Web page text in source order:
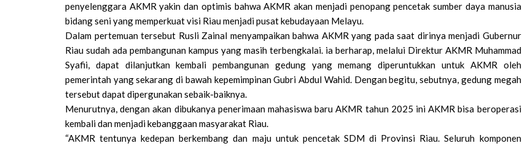
penyelenggara AKMR yakin dan optimis bahwa AKMR akan menjadi penopang pencetak sumber daya manusia
bidang seni yang memperkuat visi Riau menjadi pusat kebudayaan Melayu.
Dalam pertemuan tersebut Rusli Zainal menyampaikan bahwa AKMR yang pada saat dirinya menjadi Gubernur
Riau sudah ada pembangunan kampus yang masih terbengkalai. ia berharap, melalui Direktur AKMR Muhammad
Syafii, dapat dilanjutkan kembali pembangunan gedung yang memang diperuntukkan untuk AKMR oleh
pemerintah yang sekarang di bawah kepemimpinan Gubri Abdul Wahid. Dengan begitu, sebutnya, gedung megah
tersebut dapat dipergunakan sebaik-baiknya.
Menurutnya, dengan akan dibukanya penerimaan mahasiswa baru AKMR tahun 2025 ini AKMR bisa beroperasi
kembali dan menjadi kebanggaan masyarakat Riau.
“AKMR tentunya kedepan berkembang dan maju untuk pencetak SDM di Provinsi Riau. Seluruh komponen